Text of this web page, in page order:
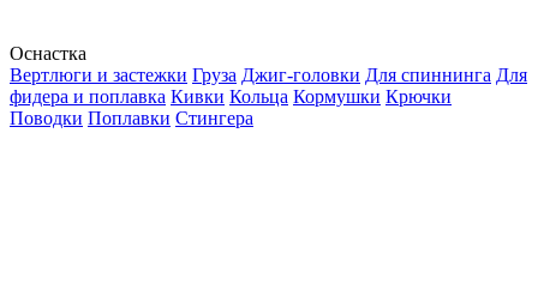
Оснастка
Вертлюги и застежки Груза Джиг-головки Для спиннинга Для
фидера и поплавка Кивки Кольца Кормушки Крючки
Поводки Поплавки Стингера